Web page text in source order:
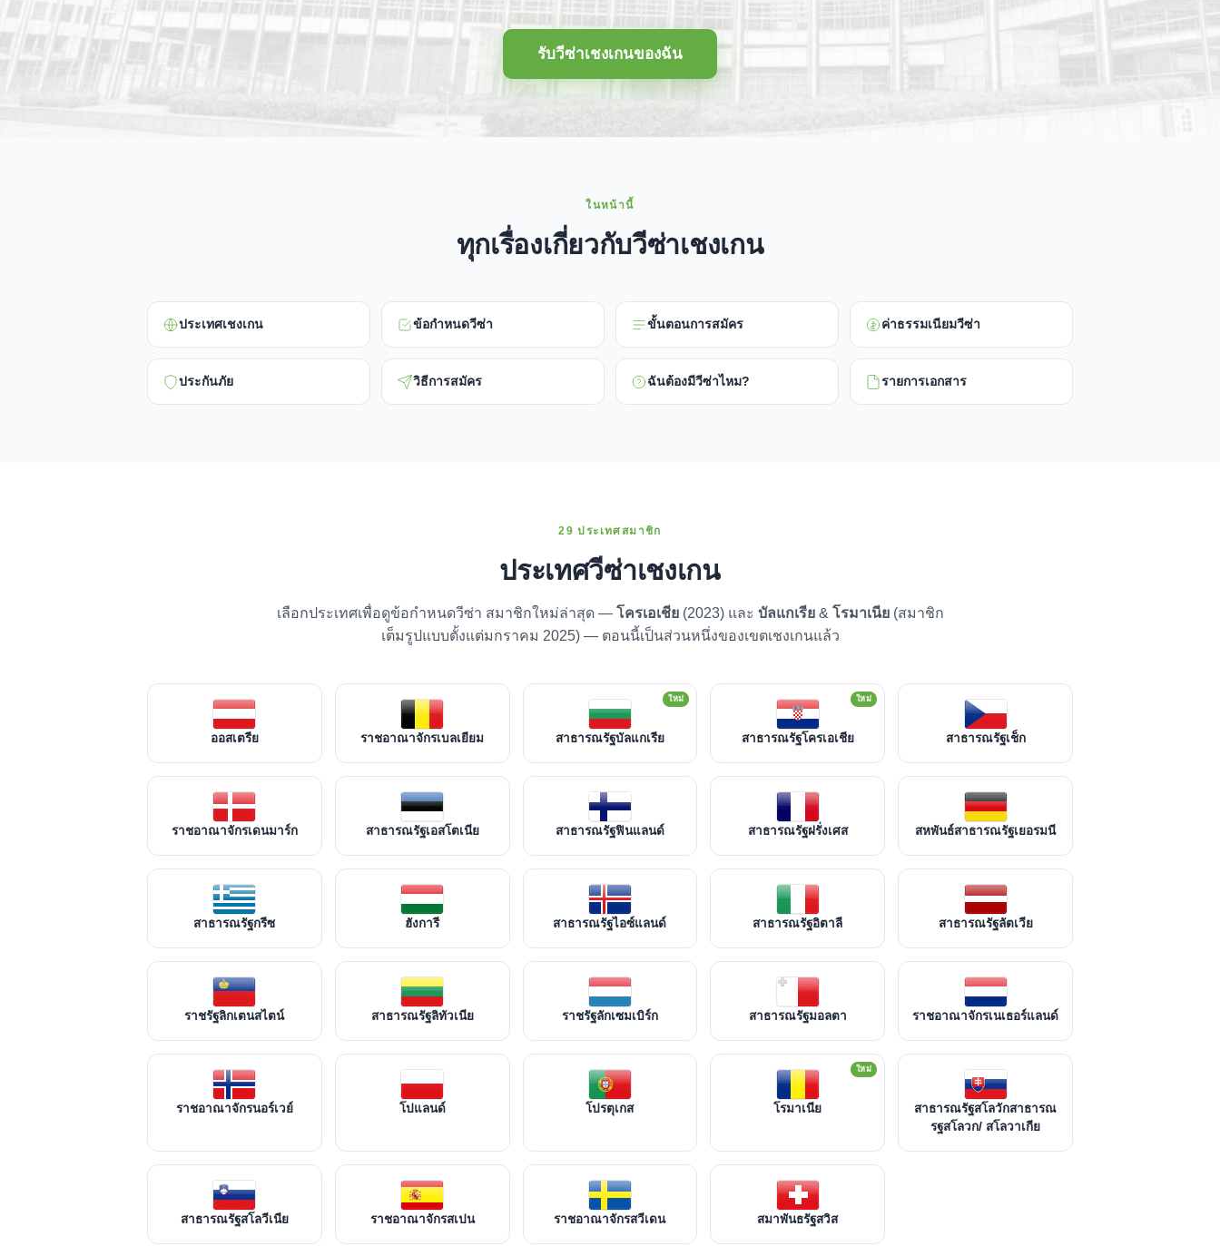
รับวีซ่าเชงเกนของฉัน
ในหน้านี้
ทุกเรื่องเกี่ยวกับวีซ่าเชงเกน
ประเทศเชงเกน ข้อกำหนดวีซ่า ขั้นตอนการสมัคร ค่าธรรมเนียมวีซ่า
ประกันภัย วิธีการสมัคร ฉันต้องมีวีซ่าไหม? รายการเอกสาร
29 ประเทศสมาชิก
ประเทศวีซ่าเชงเกน
เลือกประเทศเพื่อดูข้อกำหนดวีซ่า สมาชิกใหม่ล่าสุด — โครเอเชีย(2023) และ บัลแกเรีย& โรมาเนีย(สมาชิก
เต็มรูปแบบตั้งแต่มกราคม 2025) — ตอนนี้เป็นส่วนหนึ่งของเขตเชงเกนแล้ว
ออสเตรีย ราชอาณาจักรเบลเยียม
ใหม่
สาธารณรัฐบัลแกเรีย
ใหม่
สาธารณรัฐโครเอเชีย สาธารณรัฐเช็ก
ราชอาณาจักรเดนมาร์ก สาธารณรัฐเอสโตเนีย สาธารณรัฐฟินแลนด์ สาธารณรัฐฝรั่งเศส สหพันธ์สาธารณรัฐเยอรมนี
สาธารณรัฐกรีซ ฮังการี สาธารณรัฐไอซ์แลนด์ สาธารณรัฐอิตาลี สาธารณรัฐลัตเวีย
ราชรัฐลิกเตนสไตน์ สาธารณรัฐลิทัวเนีย ราชรัฐลักเซมเบิร์ก สาธารณรัฐมอลตา ราชอาณาจักรเนเธอร์แลนด์
ราชอาณาจักรนอร์เวย์ โปแลนด์ โปรตุเกส
ใหม่
โรมาเนีย
สาธารณรัฐสโลวักสาธารณ
รฐสโลวก/ สโลวาเกีย
สาธารณรัฐสโลวีเนีย ราชอาณาจักรสเปน ราชอาณาจักรสวีเดน สมาพันธรัฐสวิส